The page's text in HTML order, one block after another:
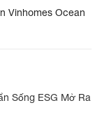
Vinhomes Ocean
Sống ESG Mở Ra